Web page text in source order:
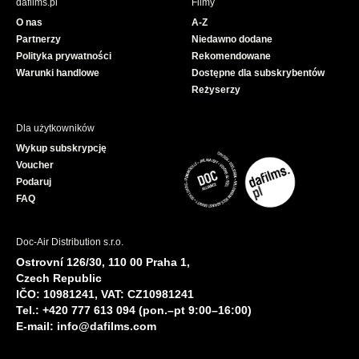
e
dafilms.pl
O nas
Partnerzy
Polityka prywatności
Warunki handlowe
Filmy
A-Z
Niedawno dodane
Rekomendowane
Dostępne dla subskrybentów
Reżyserzy
Dla użytkowników
Wykup subskrypcję
Voucher
Podaruj
FAQ
Doc-Air Distribution s.r.o.
Ostrovní 126/30, 110 00 Praha 1,
Czech Republic
IČO: 10981241, VAT: CZ10981241
Tel.: +420 777 613 094 (pon.–pt 9:00–16:00)
E-mail: info@dafilms.com